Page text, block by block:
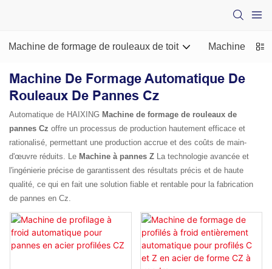
Machine de formage de rouleaux de toit Machine de
Machine De Formage Automatique De
Rouleaux De Pannes Cz
Automatique de HAIXING Machine de formage de rouleaux de
pannes Cz offre un processus de production hautement efficace et
rationalisé, permettant une production accrue et des coûts de main-
d'œuvre réduits. Le Machine à pannes Z
La technologie avancée et
l'ingénierie précise de garantissent des résultats précis et de haute
qualité, ce qui en fait une solution fiable et rentable pour la fabrication
de pannes en Cz.